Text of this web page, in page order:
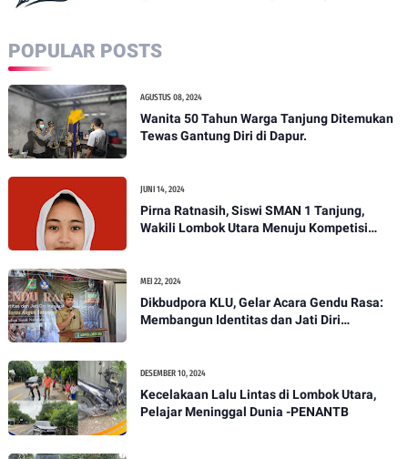
POPULAR POSTS
AGUSTUS 08, 2024
Wanita 50 Tahun Warga Tanjung Ditemukan
Tewas Gantung Diri di Dapur.
JUNI 14, 2024
Pirna Ratnasih, Siswi SMAN 1 Tanjung,
Wakili Lombok Utara Menuju Kompetisi
MEI 22, 2024
Dikbudpora KLU, Gelar Acara Gendu Rasa:
Membangun Identitas dan Jati Diri
DESEMBER 10, 2024
Kecelakaan Lalu Lintas di Lombok Utara,
Pelajar Meninggal Dunia -PENANTB